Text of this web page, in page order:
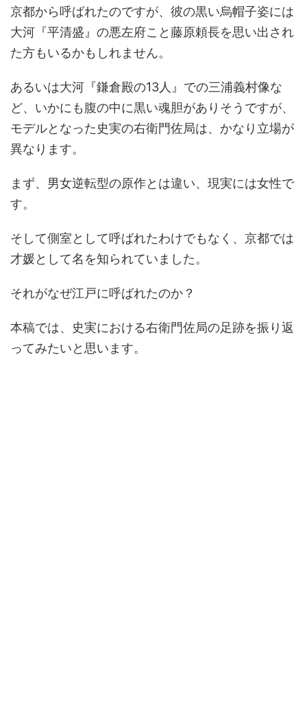
京都から呼ばれたのですが、彼の黒い烏帽子姿には
大河『平清盛』の悪左府こと藤原頼長を思い出され
た方もいるかもしれません。
あるいは大河『鎌倉殿の13人』での三浦義村像な
ど、いかにも腹の中に黒い魂胆がありそうですが、
モデルとなった史実の右衛門佐局は、かなり立場が
異なります。
まず、男女逆転型の原作とは違い、現実には女性で
す。
そして側室として呼ばれたわけでもなく、京都では
才媛として名を知られていました。
それがなぜ江戸に呼ばれたのか？
本稿では、史実における右衛門佐局の足跡を振り返
ってみたいと思います。